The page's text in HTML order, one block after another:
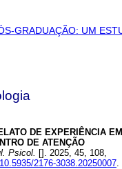
DE EXPERIÊNCIA EM
DE ATENÇÃO
Psicol.
[]. 2025, 45, 108,
2176-3038.20250007